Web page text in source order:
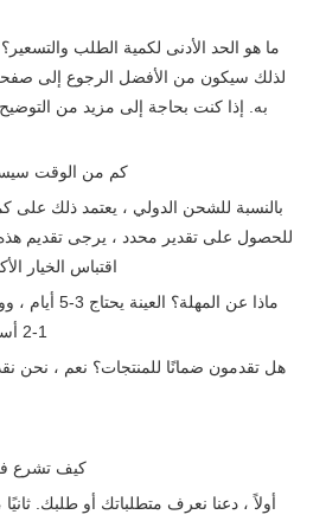
لذلك سيكون من الأفضل الرجوع إلى صفحة
به. إذا كنت بحاجة إلى مزيد من
6. كم من الوقت
بالنسبة للشحن الدولي ، يعتمد ذلك على
للحصول على تقدير محدد ، يرجى تقديم
اقتباس الخيار
1-2 أسابيع لكمية الطلب أكثر من
9. كيف تشرع
أولاً ، دعنا نعرف متطلباتك أو طلبك.